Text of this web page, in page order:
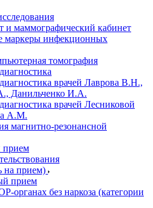
и маммографический кабинет
маркеры инфекционных
томография
диагностика врачей Лаврова В.Н.,
Данильченко И.А.
врачей Лесниковой
А.М.
магнитно-резонансной
прием
на прием)
прием
органах без наркоза (категории